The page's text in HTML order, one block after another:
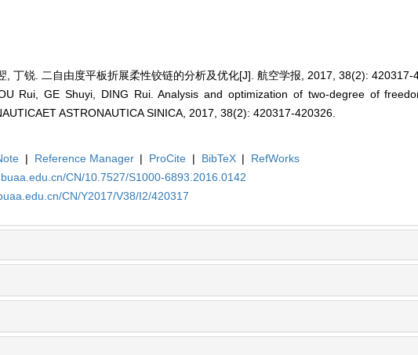
, 丁锐. 二自由度平板折展柔性铰链的分析及优化[J]. 航空学报, 2017, 38(2): 420317-
Rui, GE Shuyi, DING Rui. Analysis and optimization of two-degree of
ASTRONAUTICA SINICA, 2017, 38(2): 420317-420326.
| Reference Manager | ProCite | BibTeX |
RefWorks
CN/10.7527/S1000-6893.2016.0142
CN/Y2017/V38/I2/420317